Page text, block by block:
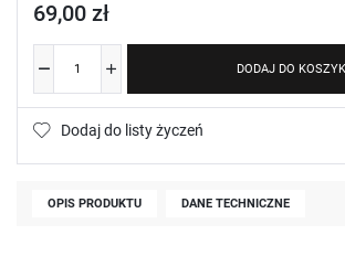
69,00 zł
DODAJ DO
Dodaj do listy życzeń
OPIS PRODUKTU DANE TECHNICZNE